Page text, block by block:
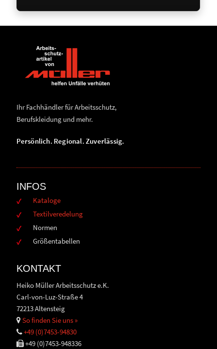
Ihr Fachhändler für Arbeitsschutz,
Berufskleidung und mehr.
Persönlich. Regional. Zuverlässig.
INFOS
Kataloge
Textilveredelung
Normen
Größentabellen
KONTAKT
Heiko Müller Arbeitsschutz e.K.
Carl-von-Luz-Straße 4
72213 Altensteig
So finden Sie uns »
+49 (0)7453-94830
+49 (0)7453-948336